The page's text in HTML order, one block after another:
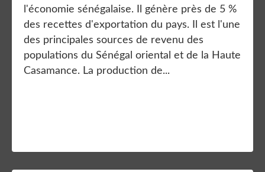
l'économie sénégalaise. Il génère près de 5 %
des recettes d'exportation du pays. Il est l'une
des principales sources de revenu des
populations du Sénégal oriental et de la Haute
Casamance. La production de...